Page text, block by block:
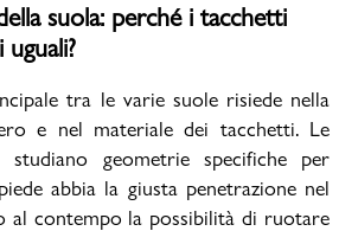
suola: perché i tacchetti
tra le varie suole risiede nella
e nel materiale dei tacchetti. Le
geometrie specifiche per
abbia la giusta penetrazione nel
al contempo la possibilità di ruotare